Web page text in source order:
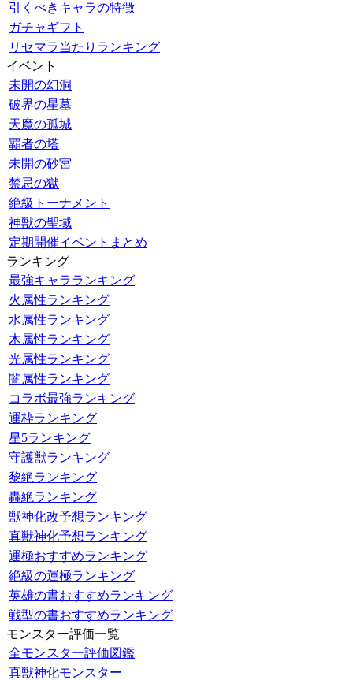
引くべきキャラの特徴
ガチャギフト
リセマラ当たりランキング
イベント
未開の幻洞
破界の星墓
天魔の孤城
覇者の塔
未開の砂宮
禁忌の獄
絶級トーナメント
神獣の聖域
定期開催イベントまとめ
ランキング
最強キャラランキング
火属性ランキング
水属性ランキング
木属性ランキング
光属性ランキング
闇属性ランキング
コラボ最強ランキング
運枠ランキング
星5ランキング
守護獣ランキング
黎絶ランキング
轟絶ランキング
獣神化改予想ランキング
真獣神化予想ランキング
運極おすすめランキング
絶級の運極ランキング
英雄の書おすすめランキング
戦型の書おすすめランキング
モンスター評価一覧
全モンスター評価図鑑
真獣神化モンスター